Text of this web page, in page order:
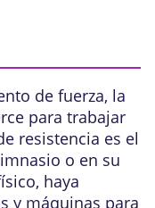
de fuerza, la
para trabajar
resistencia es el
o en su
haya
y máquinas para